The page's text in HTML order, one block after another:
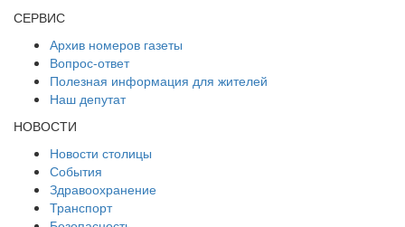
СЕРВИС
Архив номеров газеты
Вопрос-ответ
Полезная информация для жителей
Наш депутат
НОВОСТИ
Новости столицы
События
Здравоохранение
Транспорт